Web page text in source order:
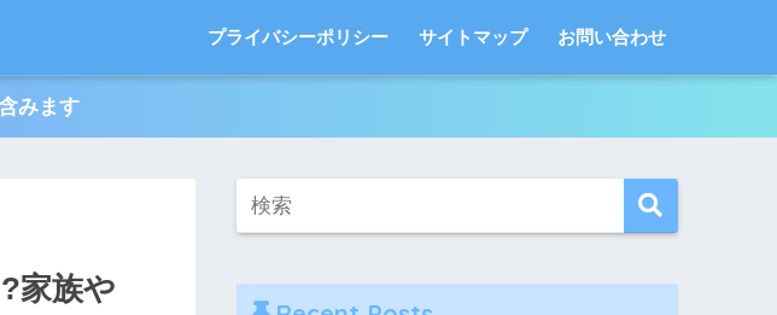
プライバシーポリシー サイトマップ お問い合わせ
みます
家族や